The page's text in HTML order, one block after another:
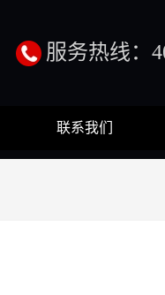
联系我们
服务热线：